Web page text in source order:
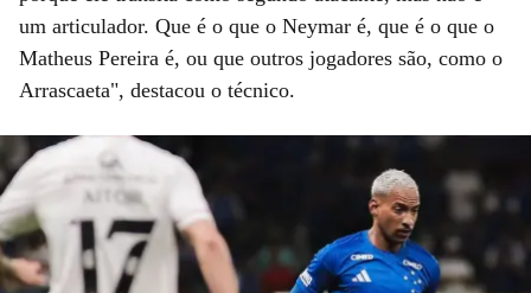
um articulador. Que é o que o Neymar é, que é o que o
Matheus Pereira é, ou que outros jogadores são, como o
Arrascaeta", destacou o técnico.